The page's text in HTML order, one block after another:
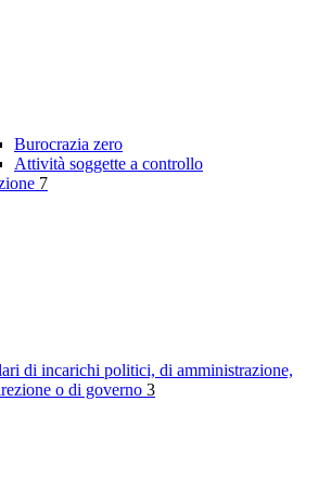
Burocrazia zero
Attività soggette a controllo
7
di incarichi politici, di amministrazione,
o di governo 3